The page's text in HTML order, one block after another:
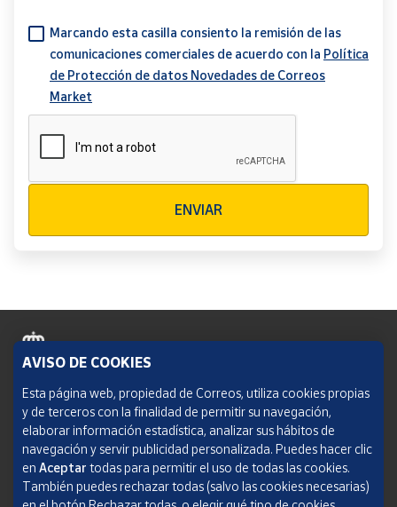
Marcando esta casilla consiento la remisión de las
comunicaciones comerciales de acuerdo con la Política
de Protección de datos Novedades de Correos
Market
ENVIAR
Política de cookies
Aviso legal
Condiciones del servicio
Política de Privacidad Web
AVISO DE COOKIES
Esta página web, propiedad de Correos, utiliza cookies propias
y de terceros con la finalidad de permitir su navegación,
elaborar información estadística, analizar sus hábitos de
navegación y servir publicidad personalizada. Puedes hacer clic
en Aceptar todas para permitir el uso de todas las cookies.
También puedes rechazar todas (salvo las cookies necesarias)